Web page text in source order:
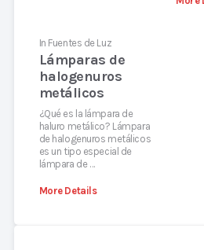
In Fuentes de Luz
Lámparas de
halogenuros
metálicos
¿Qué es la lámpara de
haluro metálico? Lámpara
de halogenuros metálicos
es un tipo especial de
lámpara de …
More Details